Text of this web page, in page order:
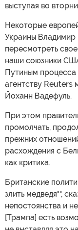
выступая во
Некоторые
Украины Владимир
пересмотреть
наши союзники
Путиным процесса
агентству Reuters
Йоханн Вадефуль.
При этом
промолчать,
прежних
расхождения с
как критика.
Британские
злить медведя"",
непостоянства и
[Трампа] есть